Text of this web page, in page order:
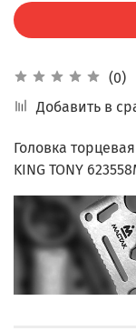
(0)
Добавить в
Головка
KING TONY